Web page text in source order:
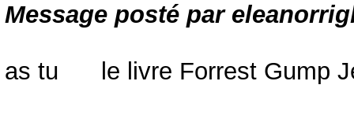
Message posté par
as tu le livre Forrest Gump